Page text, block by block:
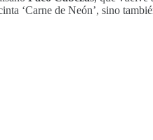
‘Carne de Neón’, sino